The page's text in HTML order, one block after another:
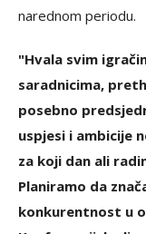
narednom periodu.
"Hvala svim
saradnicima,
posebno
uspjesi i ambicije
za koji dan ali
Planiramo da
konkurentnost u